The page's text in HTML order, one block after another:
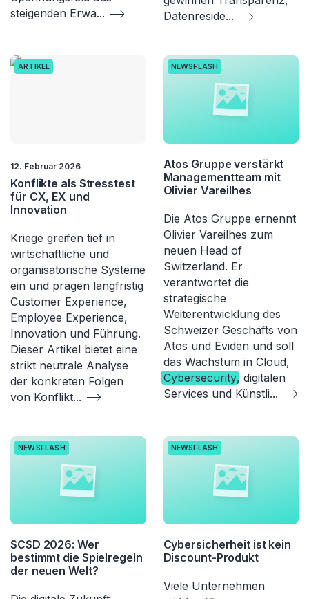
steigenden Erwa...
Datenreside...
ARTIKEL
12. Februar 2026
Konflikte als Stresstest
für CX, EX und
Innovation
Kriege greifen tief in
wirtschaftliche und
organisatorische Systeme
ein und prägen langfristig
Customer Experience,
Employee Experience,
Innovation und Führung.
Dieser Artikel bietet eine
strikt neutrale Analyse
der konkreten Folgen
von Konflikt...
NEWSFLASH
Atos Gruppe verstärkt
Managementteam mit
Olivier Vareilhes
Die Atos Gruppe ernennt
Olivier Vareilhes zum
neuen Head of
Switzerland. Er
verantwortet die
strategische
Weiterentwicklung des
Schweizer Geschäfts von
Atos und Eviden und soll
das Wachstum in Cloud,
Cybersecurity, digitalen
Services und Künstli...
NEWSFLASH
SCSD 2026: Wer
bestimmt die Spielregeln
der neuen Welt?
NEWSFLASH
Cybersicherheit ist kein
Discount-Produkt
Viele Unternehmen